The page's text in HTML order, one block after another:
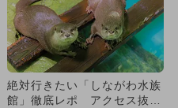
絶対行きたい「しながわ水族
館」徹底レポ アクセス抜群